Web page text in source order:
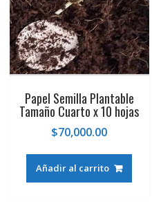
Papel Semilla Plantable
Tamaño Cuarto x 10 hojas
$70,000.00
Añadir al carrito